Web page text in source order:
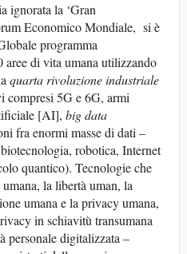
ignorata la ‘Gran
Economico Mondiale, si è
programma
aree di vita umana utilizzando
quarta rivoluzione industriale
compresi 5G e 6G, armi
[AI], big data
fra enormi masse di dati –
robotica, Internet
quantico). Tecnologie che
la libertà uman, la
umana e la privacy umana,
in schiavitù transumana
personale digitalizzata –